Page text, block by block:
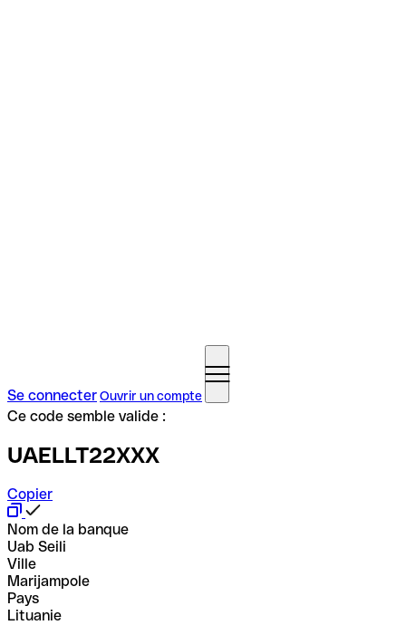
Se connecterOuvrir un compte
Ce code semble valide :
UAELLT22XXX
Copier
Nom de la banque
Uab Seili
Ville
Marijampole
Pays
Lituanie